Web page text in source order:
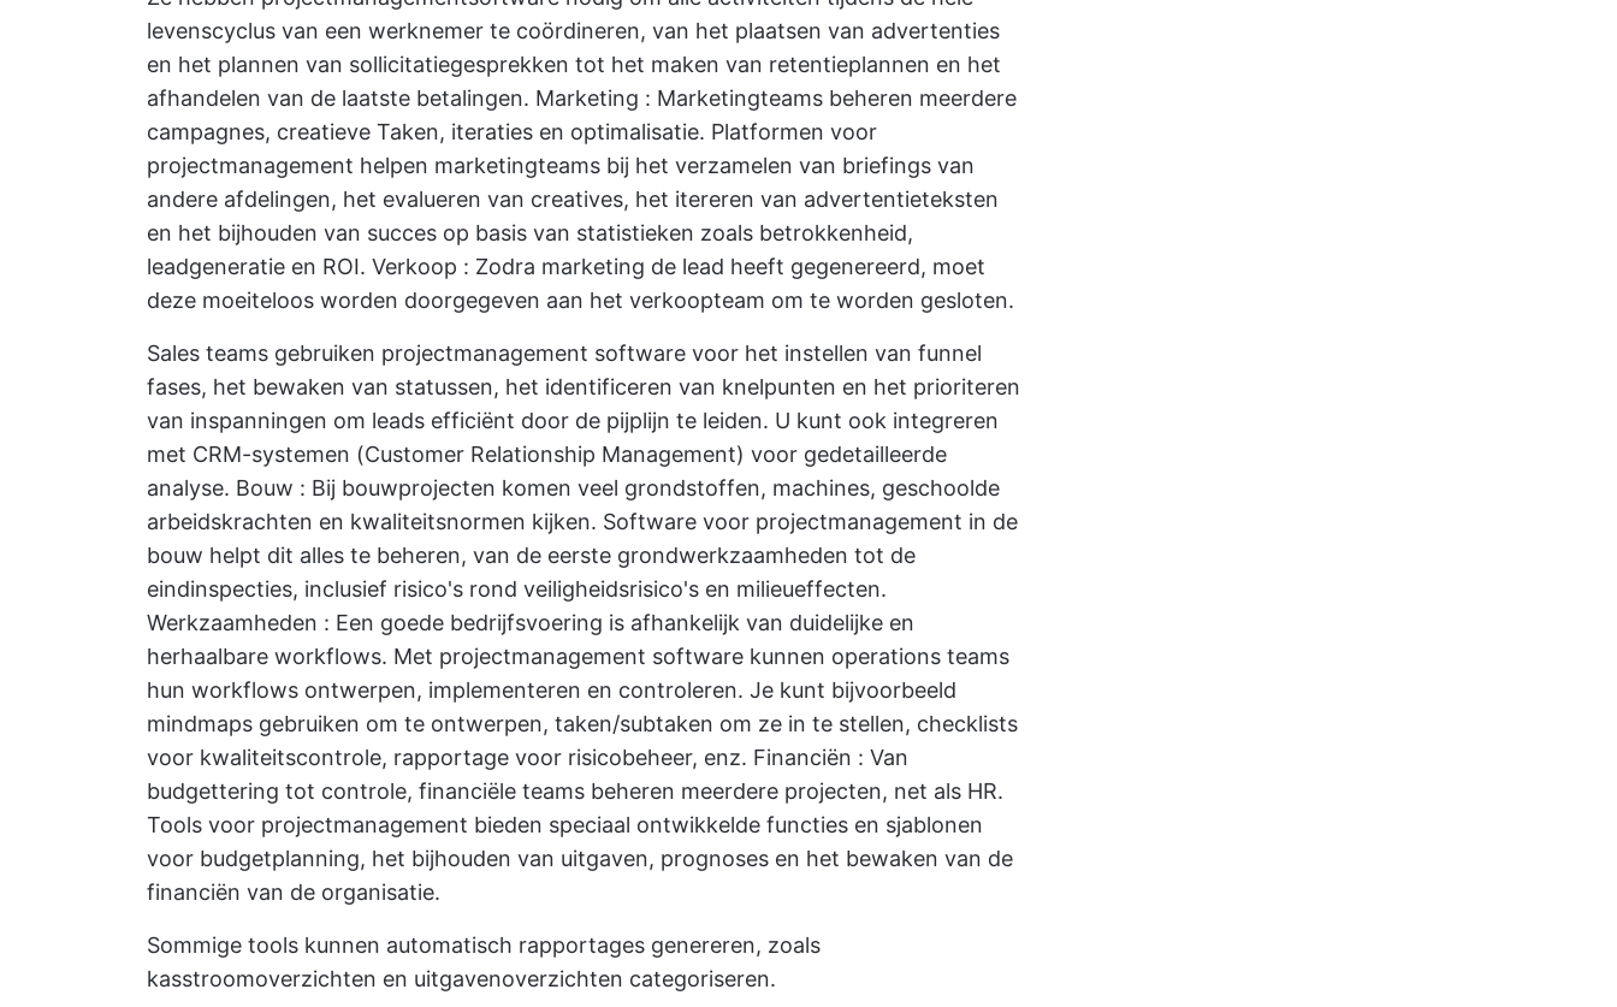
levenscyclus van een werknemer te coördineren, van het plaatsen van advertenties
en het plannen van sollicitatiegesprekken tot het maken van retentieplannen en het
afhandelen van de laatste betalingen. Marketing : Marketingteams beheren meerdere
campagnes, creatieve Taken, iteraties en optimalisatie. Platformen voor
projectmanagement helpen marketingteams bij het verzamelen van briefings van
andere afdelingen, het evalueren van creatives, het itereren van advertentieteksten
en het bijhouden van succes op basis van statistieken zoals betrokkenheid,
leadgeneratie en ROI. Verkoop : Zodra marketing de lead heeft gegenereerd, moet
deze moeiteloos worden doorgegeven aan het verkoopteam om te worden gesloten.
Sales teams gebruiken projectmanagement software voor het instellen van funnel
fases, het bewaken van statussen, het identificeren van knelpunten en het prioriteren
van inspanningen om leads efficiënt door de pijplijn te leiden. U kunt ook integreren
met CRM-systemen (Customer Relationship Management) voor gedetailleerde
analyse. Bouw : Bij bouwprojecten komen veel grondstoffen, machines, geschoolde
arbeidskrachten en kwaliteitsnormen kijken. Software voor projectmanagement in de
bouw helpt dit alles te beheren, van de eerste grondwerkzaamheden tot de
eindinspecties, inclusief risico's rond veiligheidsrisico's en milieueffecten.
Werkzaamheden : Een goede bedrijfsvoering is afhankelijk van duidelijke en
herhaalbare workflows. Met projectmanagement software kunnen operations teams
hun workflows ontwerpen, implementeren en controleren. Je kunt bijvoorbeeld
mindmaps gebruiken om te ontwerpen, taken/subtaken om ze in te stellen, checklists
voor kwaliteitscontrole, rapportage voor risicobeheer, enz. Financiën : Van
budgettering tot controle, financiële teams beheren meerdere projecten, net als HR.
Tools voor projectmanagement bieden speciaal ontwikkelde functies en sjablonen
voor budgetplanning, het bijhouden van uitgaven, prognoses en het bewaken van de
financiën van de organisatie.
Sommige tools kunnen automatisch rapportages genereren, zoals
kasstroomoverzichten en uitgavenoverzichten categoriseren.